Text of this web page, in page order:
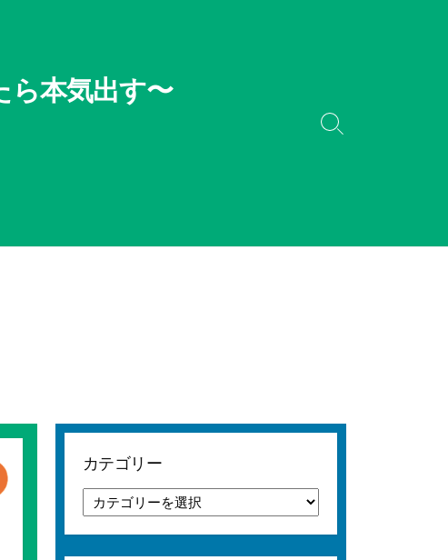
ら本気出す〜
検
カテゴリー
カ
テ
ゴ
リ